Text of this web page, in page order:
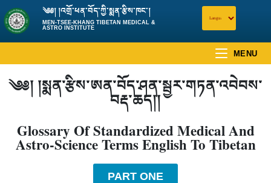
༄༅། །འགྲོ་ཕན་བོད་ཀྱི་སྨན་རྩིས་ཁང་།
MEN-TSEE-KHANG TIBETAN MEDICAL &
ASTRO INSTITUTE
MENU
༄༅། །སྨན་རྩིས་ཨན་བོད་ཤན་སྦྱར་གཏན་འབེབས་
བརྡ་ཆད།།
Glossary Of Standardized Medical And
Astro-Science Terms English To Tibetan
PART ONE